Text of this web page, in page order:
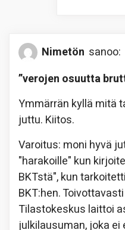
Nimetön sanoo:
”verojen osuutta
Ymmärrän kyllä mitä
juttu. Kiitos.
Varoitus: moni hyvä
"harakoille" kun
BKTstä", kun
BKT:hen.
Tilastokeskus laittoi
julkilausuman, joka